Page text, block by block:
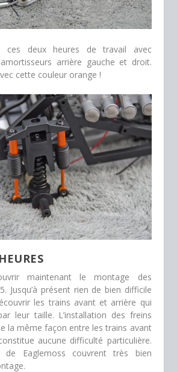
ces deux heures de travail avec
amortisseurs arrière gauche et droit.
cette couleur orange !
maintenant le montage des
Jusqu’à présent rien de bien difficile
les trains avant et arrière qui
leur taille. L’installation des freins
la même façon entre les trains avant
aucune difficulté particulière.
de Eaglemoss couvrent très bien